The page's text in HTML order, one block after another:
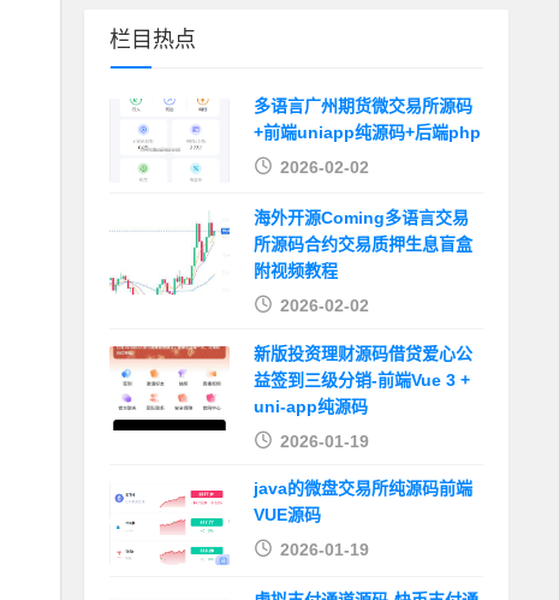
栏目热点
多语言广州期货微交易所源码
+前端uniapp纯源码+后端php
2026-02-02
海外开源Coming多语言交易
所源码合约交易质押生息盲盒
附视频教程
2026-02-02
新版投资理财源码借贷爱心公
益签到三级分销-前端Vue 3 +
uni-app纯源码
2026-01-19
java的微盘交易所纯源码前端
VUE源码
2026-01-19